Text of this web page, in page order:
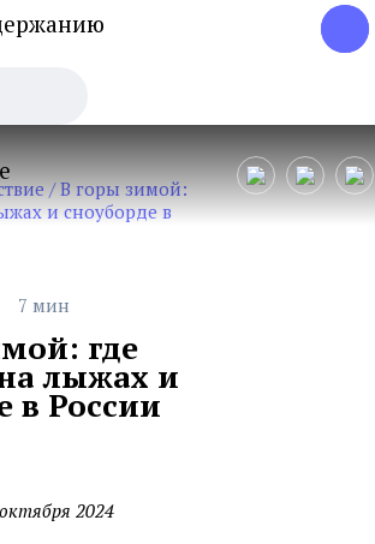
/В горы зимой:
и сноуборде в
7 мин
где
лыжах и
в России
2024